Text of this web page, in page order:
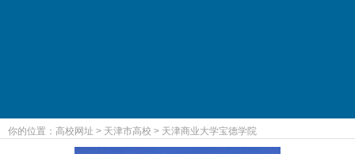
你的位置： 高校网址 > 天津市高校 > 天津商业大学宝德学院